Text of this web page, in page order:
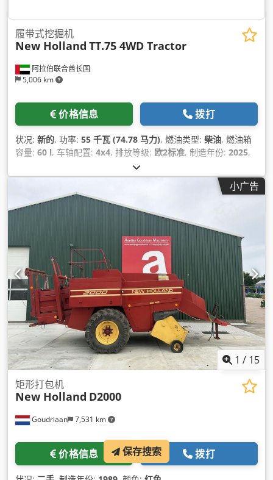
阿拉伯联合酋长国
5,006 km
履带式挖掘机
New Holland TT.75 4WD Tractor
价格信息 拨打
状况: 新的, 功率: 55 千瓦 (74.78 马力), 燃油类型: 柴油, 燃油箱
容量: 60 l, 车轴配置: 4x4, 排放等级: 欧2标准, 制造年份: 2025,
小广告
1 / 15
Goudriaan 7,531 km
矩形打包机
New Holland D2000
价格信息 拨打
保存搜索